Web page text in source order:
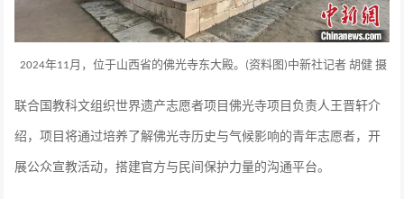
2024年11月，位于山西省的佛光寺东大殿。 (资料图 )中新社记者 胡健 摄
联合国教科文组织世界遗产志愿者项目佛光寺项目负责人王晋轩介
绍，项目将通过培养了解佛光寺历史与气候影响的青年志愿者，开
展公众宣教活动，搭建官方与民间保护力量的沟通平台。